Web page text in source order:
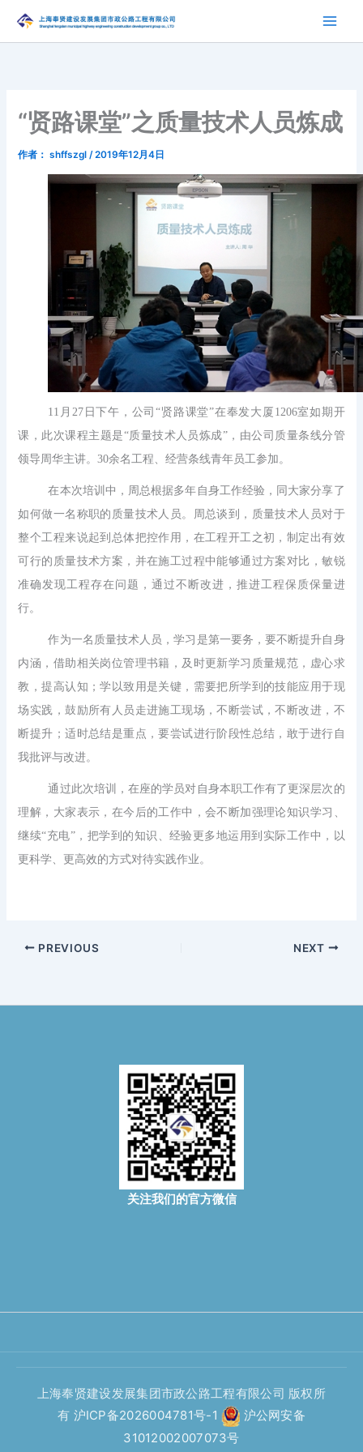
内
“贤路课堂”之质量技术人员炼成
作者： shffszgl/2019年12月4日
11月27日下午，公司“贤路课堂”在奉发大厦1206室如期开
课，此次课程主题是“质量技术人员炼成”，由公司质量条线分管
领导周华主讲。30余名工程、经营条线青年员工参加。
在本次培训中，周总根据多年自身工作经验，同大家分享了
如何做一名称职的质量技术人员。周总谈到，质量技术人员对于
整个工程来说起到总体把控作用，在工程开工之初，制定出有效
可行的质量技术方案，并在施工过程中能够通过方案对比，敏锐
准确发现工程存在问题，通过不断改进，推进工程保质保量进
行。
作为一名质量技术人员，学习是第一要务，要不断提升自身
内涵，借助相关岗位管理书籍，及时更新学习质量规范，虚心求
教，提高认知；学以致用是关键，需要把所学到的技能应用于现
场实践，鼓励所有人员走进施工现场，不断尝试，不断改进，不
断提升；适时总结是重点，要尝试进行阶段性总结，敢于进行自
我批评与改进。
通过此次培训，在座的学员对自身本职工作有了更深层次的
理解，大家表示，在今后的工作中，会不断加强理论知识学习、
继续“充电”，把学到的知识、经验更多地运用到实际工作中，以
更科学、更高效的方式对待实践作业。
PREVIOUS NEXT
关注我们的官方微信
上海奉贤建设发展集团市政公路工程有限公司 版权所
有 沪ICP备2026004781号-1
沪公网安备
31012002007073号